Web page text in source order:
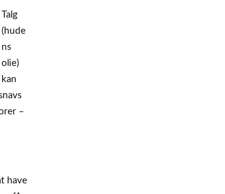
Talg
(hude
ns
olie)
kan
–
have